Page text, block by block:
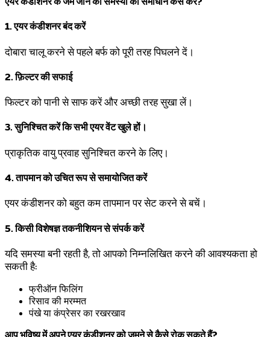
एयर कंडीशनर के जम जाने की समस्या का समाधान कैसे करें?
1. एयर कंडीशनर बंद करें
दोबारा चालू करने से पहले बर्फ को पूरी तरह पिघलने दें।
2. फ़िल्टर की सफाई
फिल्टर को पानी से साफ करें और अच्छी तरह सुखा लें।
3. सुनिश्चित करें कि सभी एयर वेंट खुले हों।
प्राकृतिक वायु प्रवाह सुनिश्चित करने के लिए।
4. तापमान को उचित रूप से समायोजित करें
एयर कंडीशनर को बहुत कम तापमान पर सेट करने से बचें।
5. किसी विशेषज्ञ तकनीशियन से संपर्क करें
यदि समस्या बनी रहती है, तो आपको निम्नलिखित करने की आवश्यकता हो
सकती है:
फ्रीऑन फिलिंग
रिसाव की मरम्मत
पंखे या कंप्रेसर का रखरखाव